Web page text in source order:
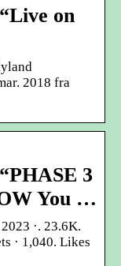
on
2018 fra
3
You …
·. 23.6K.
· 1,040. Likes